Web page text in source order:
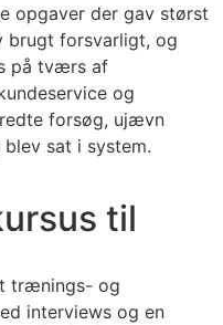
opgaver der gav størst
forsvarligt, og
på tværs af
og
forsøg, ujævn
sat i system.
til
trænings- og
interviews og en